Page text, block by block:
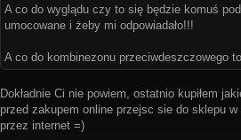
A co do wyglądu czy to się będzie komuś
umocowane i żeby mi odpowiadało!!!
A co do kombinezonu przeciwdeszczowego
Dokładnie Ci nie powiem, ostatnio kupiłem
przed zakupem online przejsc sie do sklepu
przez internet =)